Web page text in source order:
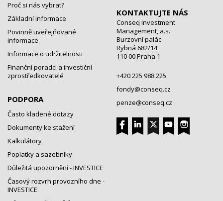
Proč si nás vybrat?
Základní informace
Povinně uveřejňované
informace
Informace o udržitelnosti
Finanční poradci a investiční
zprostředkovatelé
PODPORA
Často kladené dotazy
Dokumenty ke stažení
Kalkulátory
Poplatky a sazebníky
Důležitá upozornění - INVESTICE
Časový rozvrh provozního dne -
INVESTICE
KONTAKTUJTE NÁS
Conseq Investment
Management, a.s.
Burzovní palác
Rybná 682/14
110 00 Praha 1
+420 225 988 225
fondy@conseq.cz
penze@conseq.cz